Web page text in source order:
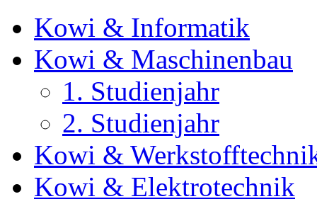
Kowi & Informatik
Kowi & Maschinenbau
1. Studienjahr
2. Studienjahr
Kowi &
Kowi & Elektrotechnik